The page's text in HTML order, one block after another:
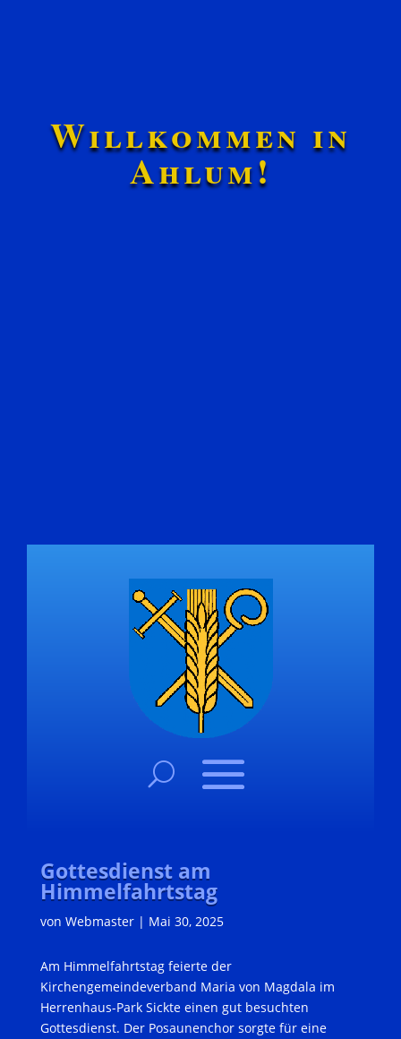
Willkommen in
Ahlum!
Gottesdienst am
Himmelfahrtstag
von Webmaster| Mai 30, 2025
Am Himmelfahrtstag feierte der
Kirchengemeindeverband Maria von Magdala im
Herrenhaus-Park Sickte einen gut besuchten
Gottesdienst. Der Posaunenchor sorgte für eine